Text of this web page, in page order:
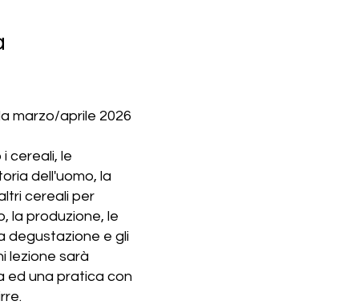
marzo/aprile 2026
cereali, le
dell'uomo, la
cereali per
la produzione, le
degustazione e gli
lezione sarà
ed una pratica con